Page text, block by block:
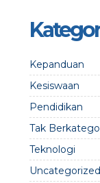
Kepanduan
Kesiswaan
Pendidikan
Tak
Teknologi
Uncategorized